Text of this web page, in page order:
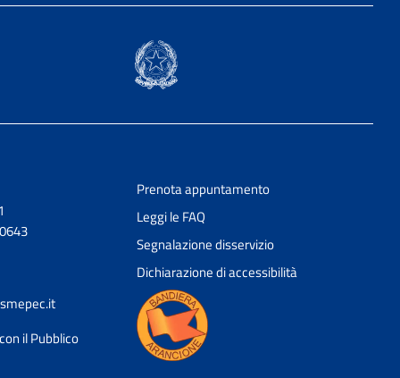
il Pubblico
Prenota appuntamento
Leggi le FAQ
Segnalazione disservizio
Dichiarazione di accessibilità